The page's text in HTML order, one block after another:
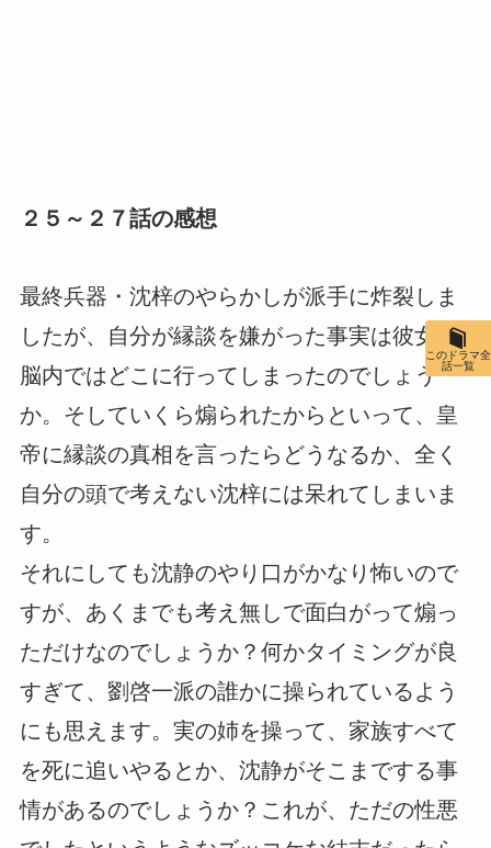
２５～２７話の感想
最終兵器・沈梓のやらかしが派手に炸裂しま
したが、自分が縁談を嫌がった事実は彼女の
脳内ではどこに行ってしまったのでしょう
か。そしていくら煽られたからといって、皇
帝に縁談の真相を言ったらどうなるか、全く
自分の頭で考えない沈梓には呆れてしまいま
す。
それにしても沈静のやり口がかなり怖いので
すが、あくまでも考え無しで面白がって煽っ
ただけなのでしょうか？何かタイミングが良
すぎて、劉啓一派の誰かに操られているよう
にも思えます。実の姉を操って、家族すべて
を死に追いやるとか、沈静がそこまでする事
情があるのでしょうか？これが、ただの性悪
このドラマ全
話一覧